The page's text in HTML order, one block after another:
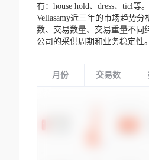
有：house hold、dress、ticl等。
Vellasamy近三年的市场趋势
数、交易数量、交易重量不同
公司的采供周期和业务稳定性。
月份 交易数